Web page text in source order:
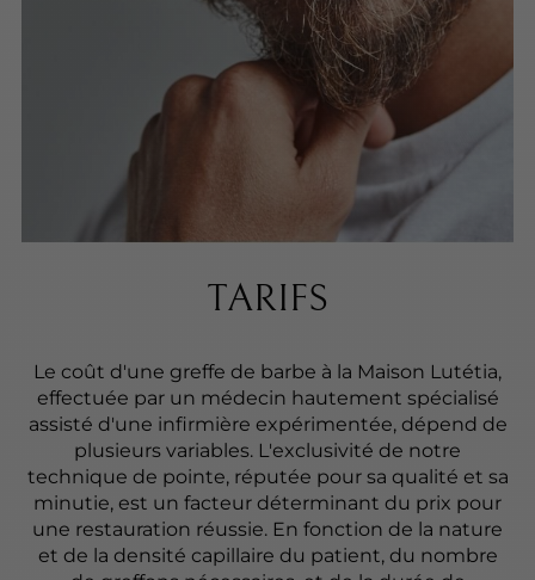
TARIFS
Le coût d'une greffe de barbe à la Maison Lutétia,
effectuée par un médecin hautement spécialisé
assisté d'une infirmière expérimentée, dépend de
plusieurs variables. L'exclusivité de notre
technique de pointe, réputée pour sa qualité et sa
minutie, est un facteur déterminant du prix pour
une restauration réussie. En fonction de la nature
et de la densité capillaire du patient, du nombre